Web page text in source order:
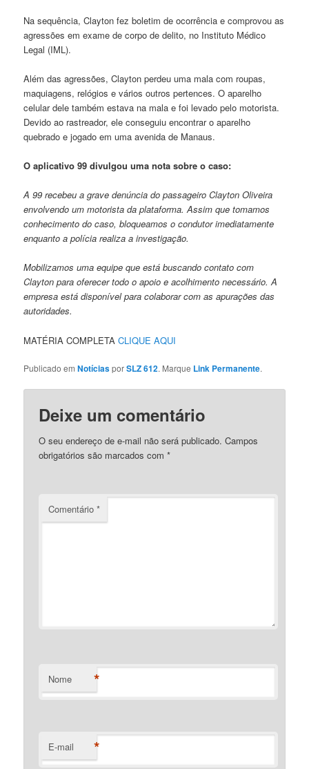
Na sequência, Clayton fez boletim de ocorrência e comprovou as
agressões em exame de corpo de delito, no Instituto Médico
Legal (IML).
Além das agressões, Clayton perdeu uma mala com roupas,
maquiagens, relógios e vários outros pertences. O aparelho
celular dele também estava na mala e foi levado pelo motorista.
Devido ao rastreador, ele conseguiu encontrar o aparelho
quebrado e jogado em uma avenida de Manaus.
O aplicativo 99 divulgou uma nota sobre o caso:
A 99 recebeu a grave denúncia do passageiro Clayton Oliveira
envolvendo um motorista da plataforma. Assim que tomamos
conhecimento do caso, bloqueamos o condutor imediatamente
enquanto a polícia realiza a investigação.
Mobilizamos uma equipe que está buscando contato com
Clayton para oferecer todo o apoio e acolhimento necessário. A
empresa está disponível para colaborar com as apurações das
autoridades.
MATÉRIA COMPLETACLIQUE AQUI
Publicado emNotíciasporSLZ 612. Marque Link Permanente.
Deixe um comentário
O seu endereço de e-mail não será publicado. Campos
obrigatórios são marcados com*
Comentário*
Nome *
E-mail *